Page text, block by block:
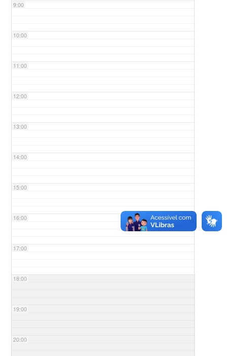
9:00
10:00
11:00
12:00
13:00
14:00
15:00
16:00
17:00
18:00
19:00
20:00